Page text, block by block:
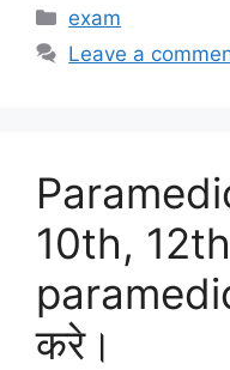
Categories
exam
Leave a
10th,
करे।